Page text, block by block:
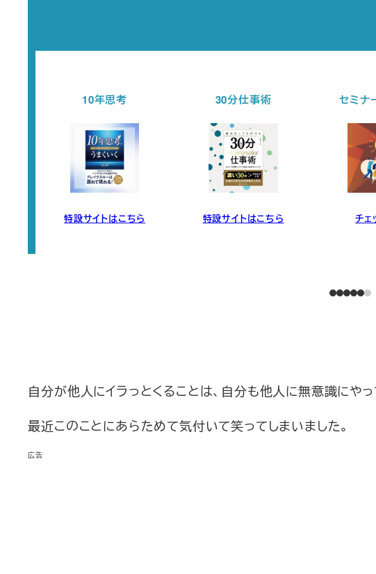
30分仕事術
特設サイトはこちら
セミナー開催情報
チェックする
法人向
詳
自分が他人にイラっとくることは、自分も他人に無意識にやっ
最近このことにあらためて気付いて笑ってしまいました。
広告